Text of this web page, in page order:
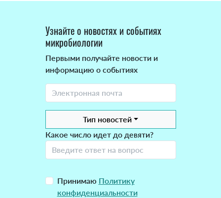
Узнайте о новостях и событиях
микробиологии
Первыми получайте новости и
информацию о событиях
Тип новостей
Какое число идет до девяти?
Принимаю Политику
конфиденциальности